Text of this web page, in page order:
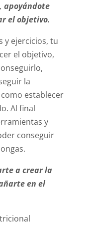
apoyándote
el objetivo.
y ejercicios, tu
el objetivo,
la
establecer
Al final
y
conseguir
a crear la
en el